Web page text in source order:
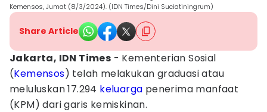
Kemensos, Jumat (8/3/2024). (IDN Times/Dini Suciatiningrum)
Share Article
Jakarta, IDN Times - Kementerian Sosial
(Kemensos) telah melakukan graduasi atau
meluluskan 17.294 keluarga penerima manfaat
(KPM) dari garis kemiskinan.